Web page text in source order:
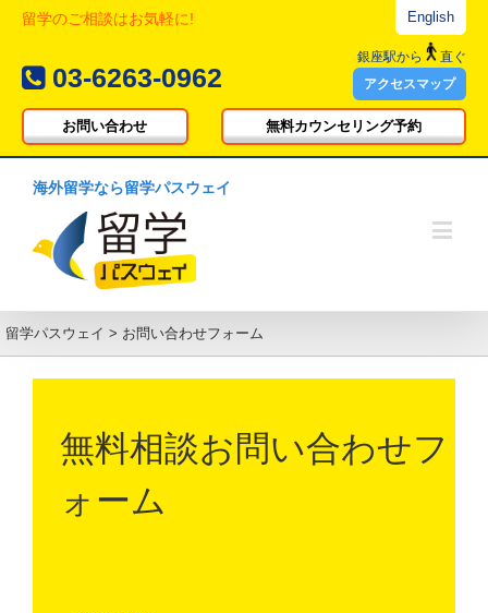
留学のご相談はお気軽に!
03-6263-0962
English
銀座駅から
直ぐ
アクセスマップ
お問い合わせ 無料カウンセリング予約
海外留学なら留学パスウェイ
留学パスウェイ > お問い合わせフォーム
無料相談お問い合わせフ
ォーム